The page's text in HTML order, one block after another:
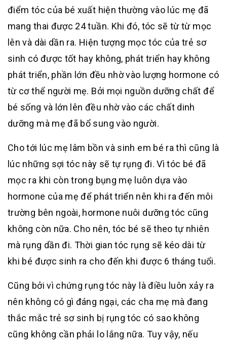
điểm tóc của bé xuất hiện thường vào lúc mẹ đã
mang thai được 24 tuần. Khi đó, tóc sẽ từ từ mọc
lên và dài dần ra. Hiện tượng mọc tóc của trẻ sơ
sinh có được tốt hay không, phát triển hay không
phát triển, phần lớn đều nhờ vào lượng hormone có
từ cơ thể người mẹ. Bởi mọi nguồn dưỡng chất để
bé sống và lớn lên đều nhờ vào các chất dinh
dưỡng mà mẹ đã bổ sung vào người.
Cho tới lúc mẹ lâm bồn và sinh em bé ra thì cũng là
lúc những sợi tóc này sẽ tự rụng đi. Vì tóc bé đã
mọc ra khi còn trong bụng mẹ luôn dựa vào
hormone của mẹ để phát triển nên khi ra đến môi
trường bên ngoài, hormone nuôi dưỡng tóc cũng
không còn nữa. Cho nên, tóc bé sẽ theo tự nhiên
mà rụng dần đi. Thời gian tóc rụng sẽ kéo dài từ
khi bé được sinh ra cho đến khi được 6 tháng tuổi.
Cũng bởi vì chứng rụng tóc này là điều luôn xảy ra
nên không có gì đáng ngại, các cha mẹ mà đang
thắc mắc trẻ sơ sinh bị rụng tóc có sao không
cũng không cần phải lo lắng nữa. Tuy vậy, nếu